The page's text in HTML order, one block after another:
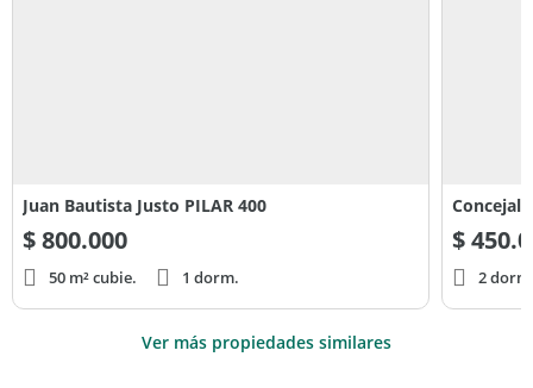
Juan Bautista Justo PILAR 400
$800.000
50 m² cubie. 1 dorm.
Concejal
$
2
Ver más propiedades similares